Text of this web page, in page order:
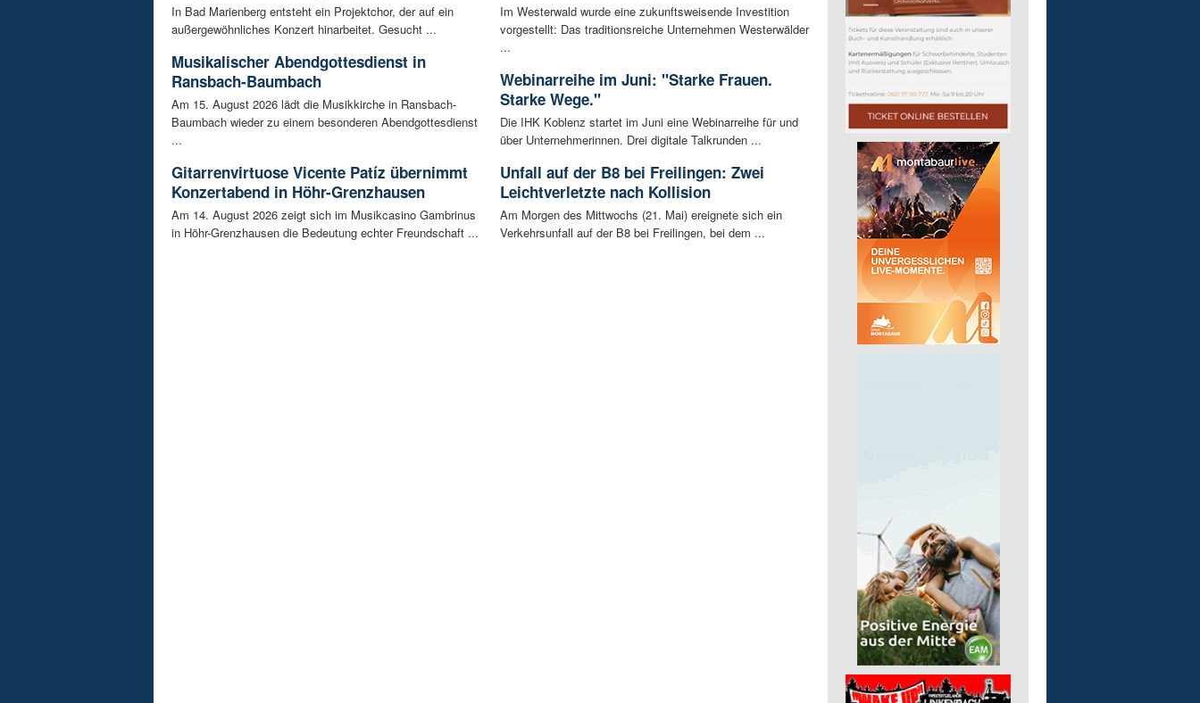
In Bad Marienberg entsteht ein Projektchor, der auf ein
außergewöhnliches Konzert hinarbeitet. Gesucht ...
Musikalischer Abendgottesdienst in
Ransbach-Baumbach
Am 15. August 2026 lädt die Musikkirche in Ransbach-
Baumbach wieder zu einem besonderen Abendgottesdienst
...
Gitarrenvirtuose Vicente Patíz übernimmt
Konzertabend in Höhr-Grenzhausen
Am 14. August 2026 zeigt sich im Musikcasino Gambrinus
in Höhr-Grenzhausen die Bedeutung echter Freundschaft ...
Im Westerwald wurde eine zukunftsweisende Investition
vorgestellt: Das traditionsreiche Unternehmen Westerwälder
...
Webinarreihe im Juni: "Starke Frauen.
Starke Wege."
Die IHK Koblenz startet im Juni eine Webinarreihe für und
über Unternehmerinnen. Drei digitale Talkrunden ...
Unfall auf der B8 bei Freilingen: Zwei
Leichtverletzte nach Kollision
Am Morgen des Mittwochs (21. Mai) ereignete sich ein
Verkehrsunfall auf der B8 bei Freilingen, bei dem ...